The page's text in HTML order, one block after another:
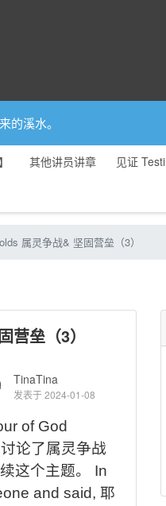
的溪水。
其他讲员讲章 见证
属灵争战& 坚固营垒（3）
垒（3）
TinaTina
发表于 2024-01-08
of God
论了属灵争战
这个主题。
In
and said, 耶